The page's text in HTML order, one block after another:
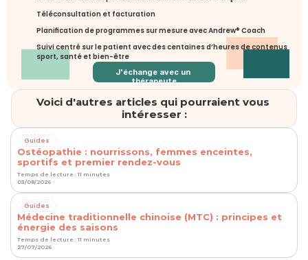
Téléconsultation et facturation
Planification de programmes sur mesure avec Andrew® Coach
Suivi centré sur le patient avec des centaines d’heures de contenus
sport, santé et bien-être
J'échange avec un
thérapeute
Voici d'autres articles qui pourraient vous
intéresser :
Guides
Ostéopathie : nourrissons, femmes enceintes,
sportifs et premier rendez-vous
Temps de lecture : 11 minutes
03/08/2026
Guides
Médecine traditionnelle chinoise (MTC) : principes et
énergie des saisons
Temps de lecture : 11 minutes
27/07/2026